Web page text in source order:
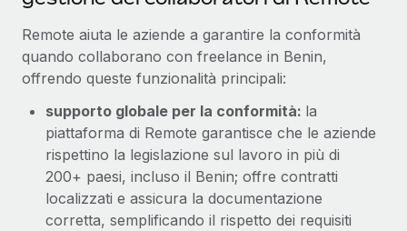
Remote aiuta le aziende a garantire la conformità
quando collaborano con freelance in Benin,
offrendo queste funzionalità principali:
supporto globale per la conformità: la
piattaforma di Remote garantisce che le aziende
rispettino la legislazione sul lavoro in più di
200+ paesi, incluso il Benin; offre contratti
localizzati e assicura la documentazione
corretta, semplificando il rispetto dei requisiti